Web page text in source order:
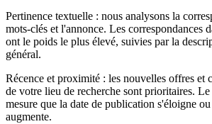
Pertinence textuelle : nous analysons la
mots-clés et l'annonce. Les correspondances
ont le poids le plus élevé, suivies par la
général.
Récence et proximité : les nouvelles offres et
de votre lieu de recherche sont prioritaires.
mesure que la date de publication s'éloigne
augmente.